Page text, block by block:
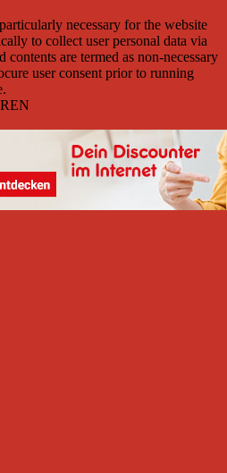
necessary for the website
to collect user personal data via
contents are termed as non-necessary
user consent prior to running